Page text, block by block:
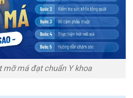
mỡ má đạt chuẩn Y khoa